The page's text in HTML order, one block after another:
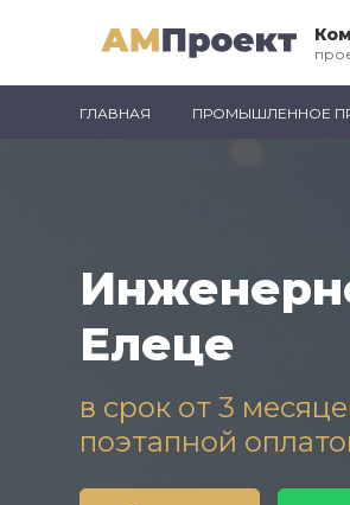
ГЛАВНАЯ ПРОМЫШЛЕННОЕ
Елеце
в срок от 3
поэтапной